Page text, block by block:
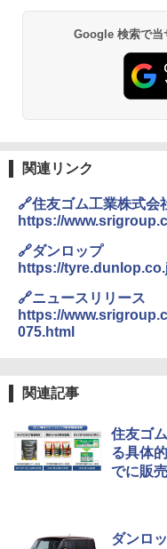
Google 検索で当
関連リンク
🔗住友ゴム工業株式会
https://
🔗ダンロップ
https://
🔗ニュースリリース
https://
075.html
関連記事
住友ゴ
る具体
でに販
ダンロ